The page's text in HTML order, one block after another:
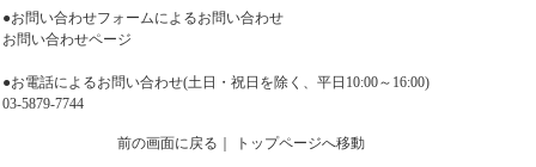
●お問い合わせフォームによるお問い合わせ
お問い合わせページ
●お電話によるお問い合わせ(土日・祝日を除く、平日10:00～16:00)
03-5879-7744
前の画面に戻る トップページへ移動